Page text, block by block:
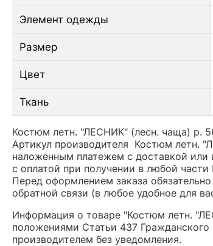
Элемент одежды
Размер
Цвет
Ткань
Костюм летн. "ЛЕСНИК" (лесн. чаща) р.
Артикул производителя Костюм летн.
наложенным платежем с доставкой
с оплатой при получении в любой
Перед оформлением заказа
обратной связи (в любое удобное для
Информация о товаре "Костюм летн.
положениями Статьи 437
производителем без уведомления.